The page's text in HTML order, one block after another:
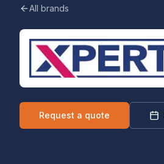
All brands
Request a quote